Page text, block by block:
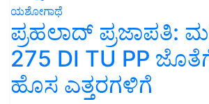
ಯಶೋಗಾಥೆ
ಪ್ರಹಲಾದ್ ಪ್ರಜಾಪತಿ:
275 DI TU PP
ಹೊಸ ಎತ್ತರಗಳಿಗೆ